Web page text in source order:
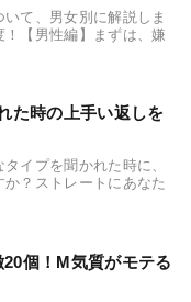
て、男女別に解説しま
【男性編】まずは、嫌
た時の上手い返しを
イプを聞かれた時に、
？ストレートにあなた
個！M気質がモテる